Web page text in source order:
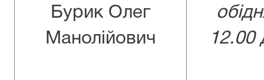
Бурик Олег
Манолійович
12.00